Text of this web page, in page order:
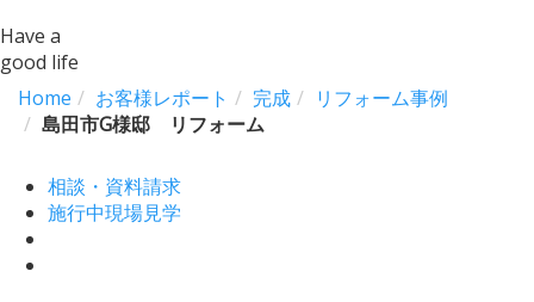
Have a
good life
Home
お客様レポート 完成
リフォーム事例
島田市G様邸 リフォーム
相談・資料請求
施行中現場見学